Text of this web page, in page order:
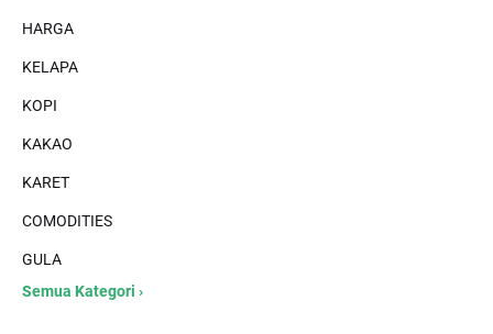
HARGA
KELAPA
KOPI
KAKAO
KARET
COMODITIES
GULA
Semua Kategori ›